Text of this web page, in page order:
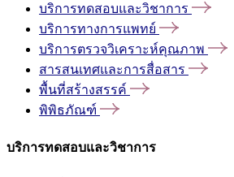
บริการทดสอบและวิชาการ
บริการทางการแพทย์
บริการตรวจวิเคราะห์คุณภาพ
สารสนเทศและการสื่อสาร
พื้นที่สร้างสรรค์
พิพิธภัณฑ์
บริการทดสอบและวิชาการ